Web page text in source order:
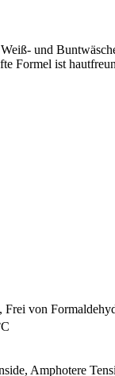
und
Formel ist
von
Amphotere